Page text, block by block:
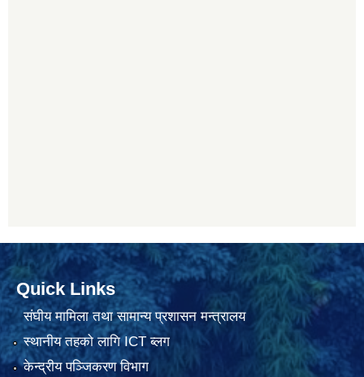
Quick Links
संघीय मामिला तथा सामान्य प्रशासन मन्त्रालय
स्थानीय तहको लागि ICT ब्लग
केन्द्रीय पञ्जिकरण विभाग